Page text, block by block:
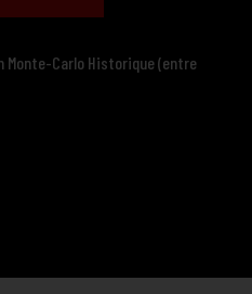
Monte-Carlo Historique (entre